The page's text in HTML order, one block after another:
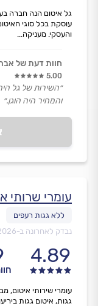
גל איטום הנה חברה
עוסקת בכל סוגי
והעסקי. מעניקה...
חוות דעת של
5.00
״השירות של גל
והמחיר היה הוגן.״
עומרי שרותי
נבדק לאחרונה ב-
4.89
עומרי שירותי איטום,
גגות, איטום גגות